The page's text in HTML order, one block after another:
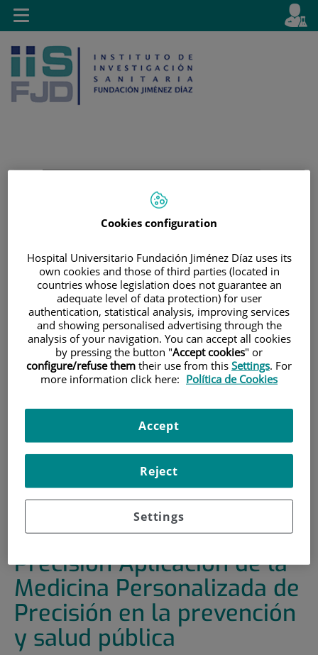
Jump to content
Active
en
Toggle
navigation
HOME|TRAINING AND EMPLOYMENT
|TRAINING PLAN
18ª JORNADA INTERNACIONAL SOBRE
PERSONALIZADA DE PRECISIÓN EN LA PREVENCIÓN Y
18ª Jornada Internacional
sobre Investigación
Traslacional y Medicina de
Precisión Aplicación de la
Medicina Personalizada de
Precisión en la prevención
y salud pública
Cookies configuration
Hospital Universitario Fundación Jiménez Díaz uses its
own cookies and those of third parties (located in
countries whose legislation does not guarantee an
adequate level of data protection) for user
authentication, statistical analysis, improving services
and showing personalised advertising through the
analysis of your navigation. You can accept all cookies
by pressing the button "Accept cookies" or
configure/refuse them their use from this Settings. For
more information click here: Política de Cookies
Settings
Reject
Accept